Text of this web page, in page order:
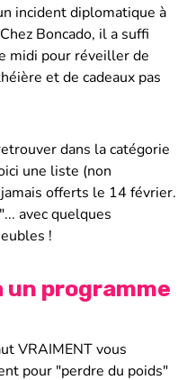
incident diplomatique à
Boncado, il a suffi
midi pour réveiller de
et de cadeaux pas
dans la catégorie
une liste (non
offerts le 14 février.
avec quelques
!
un programme
VRAIMENT vous
pour "perdre du poids"